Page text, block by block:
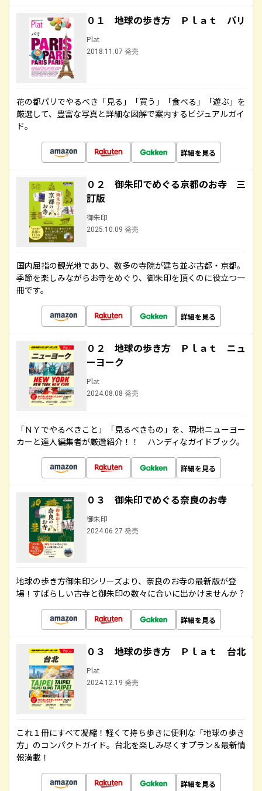
０１ 地球の歩き方 Ｐｌａｔ パリ
Plat
2018.11.07 発売
花の都パリでやるべき「見る」「買う」「食べる」「遊ぶ」を
厳選して、豊富な写真と詳細な図解で案内するビジュアルガイ
ド。
詳細を見る
０２ 御朱印でめぐる京都のお寺 三
訂版
御朱印
2025.10.09 発売
国内屈指の観光地であり、数多の寺院が建ち並ぶ古都・京都。
季節を楽しみながらお寺をめぐり、御朱印を頂くのに役立つ一
冊です。
詳細を見る
０２ 地球の歩き方 Ｐｌａｔ ニュ
ーヨーク
Plat
2024.08.08 発売
「ＮＹでやるべきこと」「見るべきもの」を、現地ニューヨー
カーと達人編集者が厳選紹介！！ ハンディなガイドブック。
詳細を見る
０３ 御朱印でめぐる奈良のお寺
御朱印
2024.06.27 発売
地球の歩き方御朱印シリーズより、奈良のお寺の最新版が登
場！すばらしい古寺と御朱印の数々に合いに出かけませんか？
詳細を見る
０３ 地球の歩き方 Ｐｌａｔ 台北
Plat
2024.12.19 発売
これ１冊にすべて凝縮！軽くて持ち歩きに便利な「地球の歩き
方」のコンパクトガイド。台北を楽しみ尽くすプラン＆最新情
報満載！
詳細を見る